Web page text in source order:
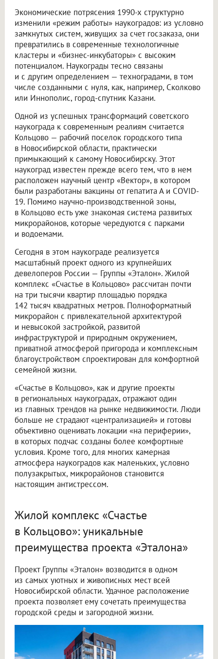
Экономические потрясения 1990-х структурно
изменили «режим работы» наукоградов: из условно
замкнутых систем, живущих за счет госзаказа, они
превратились в современные технологичные
кластеры и «бизнес-инкубаторы» с высоким
потенциалом. Наукограды тесно связаны
и с другим определением — техноградами, в том
числе созданными с нуля, как, например, Сколково
или Иннополис, город-спутник Казани.
Одной из успешных трансформаций советского
наукограда к современным реалиям считается
Кольцово — рабочий поселок городского типа
в Новосибирской области, практически
примыкающий к самому Новосибирску. Этот
наукоград известен прежде всего тем, что в нем
расположен научный центр «Вектор», в котором
были разработаны вакцины от гепатита А и COVID-
19. Помимо научно-производственной зоны,
в Кольцово есть уже знакомая система развитых
микрорайонов, которые чередуются с парками
и водоемами.
Сегодня в этом наукограде реализуется
масштабный проект одного из крупнейших
девелоперов России — Группы «Эталон». Жилой
комплекс «Счастье в Кольцово» рассчитан почти
на три тысячи квартир площадью порядка
142 тысяч квадратных метров. Полноформатный
микрорайон с привлекательной архитектурой
и невысокой застройкой, развитой
инфраструктурой и природным окружением,
приватной атмосферой пригорода и комплексным
благоустройством спроектирован для комфортной
семейной жизни.
«Счастье в Кольцово», как и другие проекты
в региональных наукоградах, отражают один
из главных трендов на рынке недвижимости. Люди
больше не страдают «централизацией» и готовы
объективно оценивать локации «на периферии»,
в которых подчас созданы более комфортные
условия. Кроме того, для многих камерная
атмосфера наукоградов как маленьких, условно
полузакрытых, микрорайонов становится
настоящим антистрессом.
Жилой комплекс «Счастье
в Кольцово»: уникальные
преимущества проекта «Эталона»
Проект Группы «Эталон» возводится в одном
из самых уютных и живописных мест всей
Новосибирской области. Удачное расположение
проекта позволяет ему сочетать преимущества
городской среды и загородной жизни.